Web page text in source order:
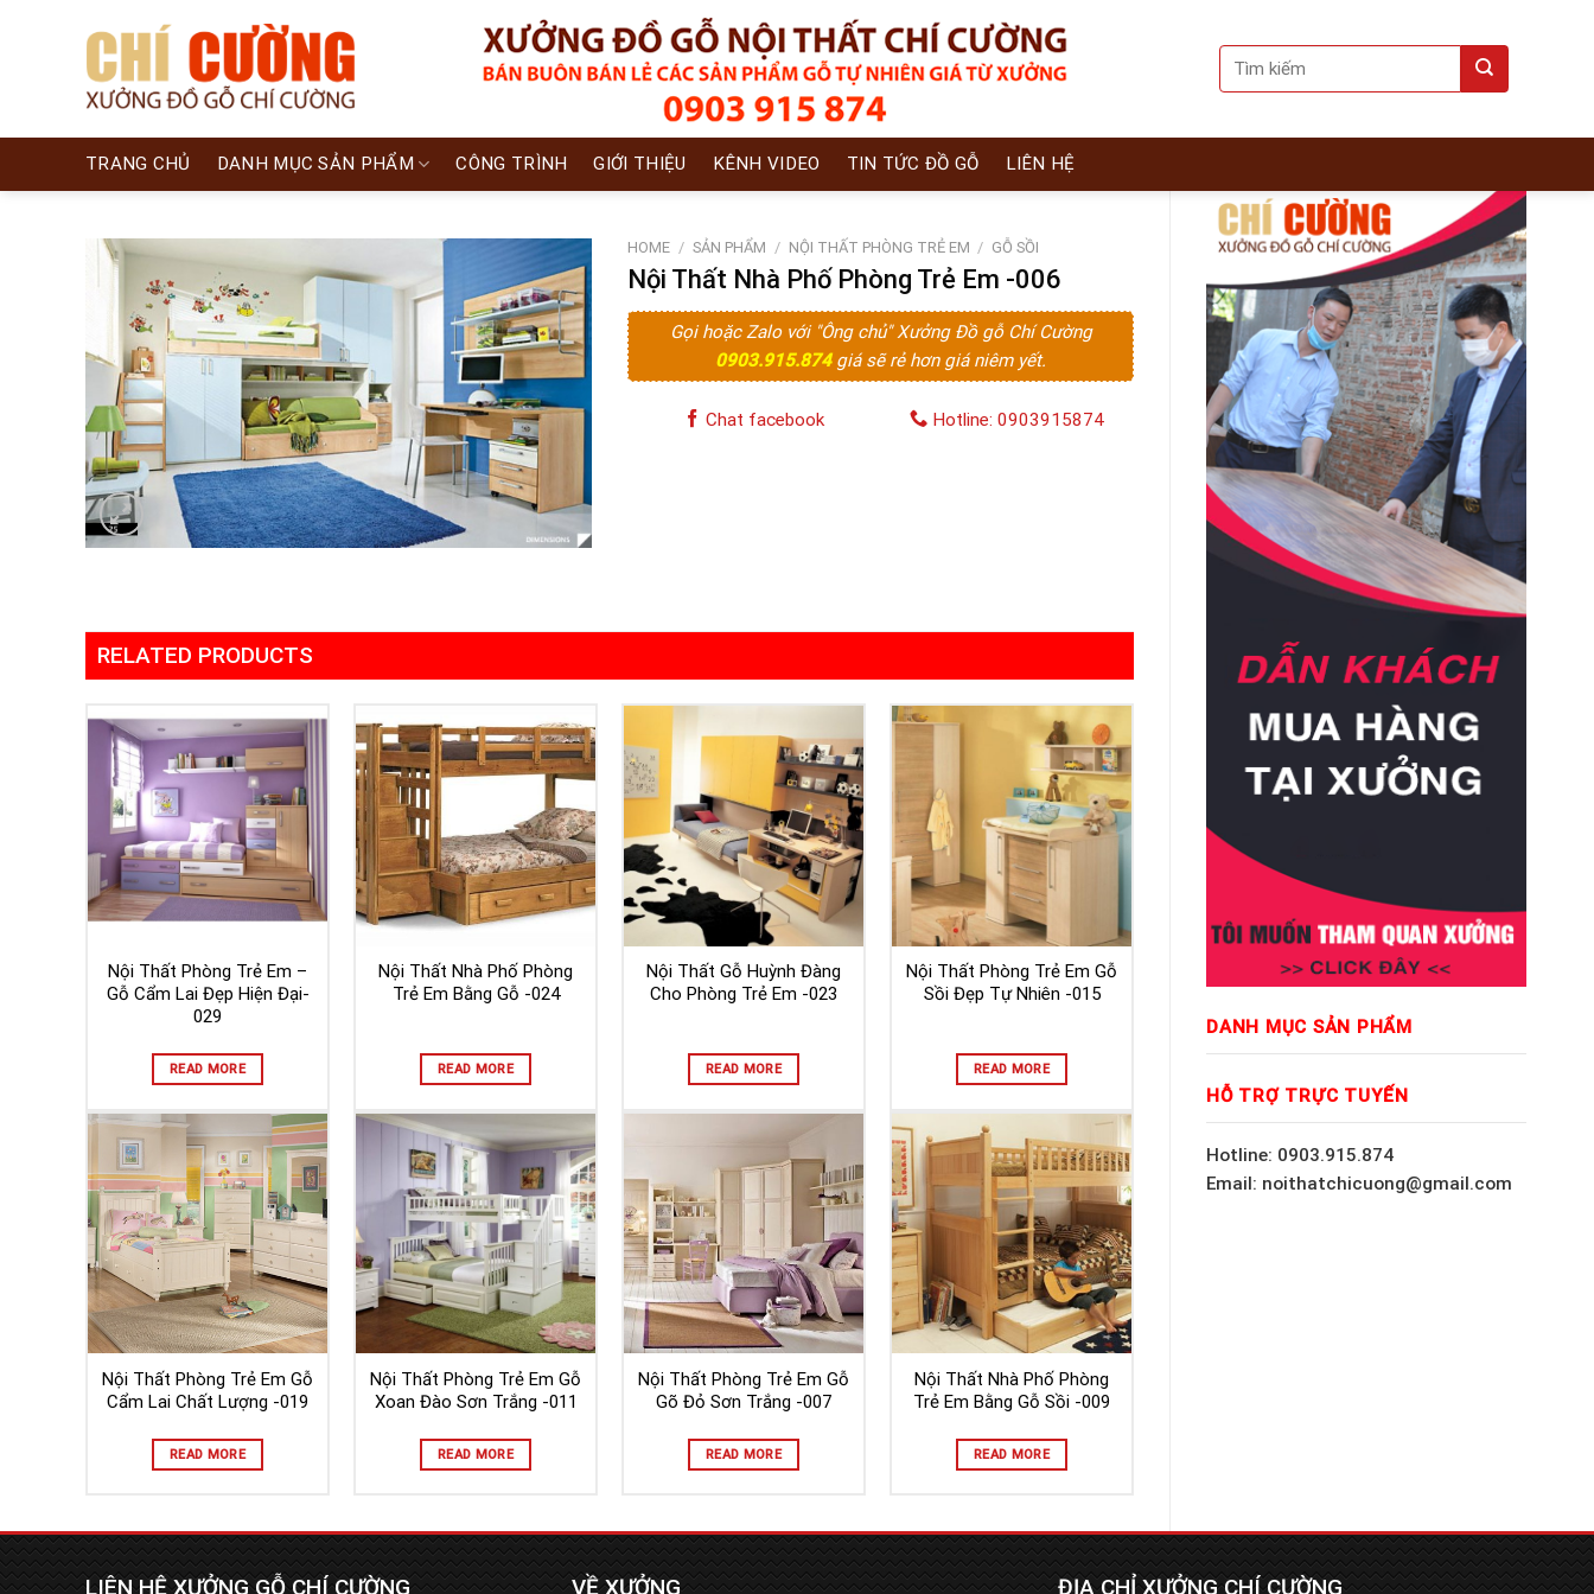
Search
for:
TRANG CHỦ DANH MỤC SẢN PHẨM CÔNG TRÌNH GIỚI THIỆU KÊNH VIDEO TIN TỨC ĐỒ GỖ LIÊN HỆ
DANH MỤC SẢN PHẨM
HỖ TRỢ TRỰC TUYẾN
Hotline: 0903.915.874
Email: noithatchicuong@gmail.com
HOME / SẢN PHẨM / NỘI THẤT PHÒNG TRẺ EM / GỖ SỒI
Nội Thất Nhà Phố Phòng Trẻ Em -006
Gọi hoặc Zalo với "Ông chủ" Xưởng Đồ gỗ Chí Cường
0903.915.874 giá sẽ rẻ hơn giá niêm yết.
Chat facebook Hotline: 0903915874
RELATED PRODUCTS
Nội Thất Phòng Trẻ Em –
Gỗ Cẩm Lai Đẹp Hiện Đại-
029
READ MORE
Nội Thất Nhà Phố Phòng
Trẻ Em Bằng Gỗ -024
READ MORE
Nội Thất Gỗ Huỳnh Đàng
Cho Phòng Trẻ Em -023
READ MORE
Nội Thất Phòng Trẻ Em Gỗ
Sồi Đẹp Tự Nhiên -015
READ MORE
Nội Thất Phòng Trẻ Em Gỗ
Cẩm Lai Chất Lượng -019
READ MORE
Nội Thất Phòng Trẻ Em Gỗ
Xoan Đào Sơn Trắng -011
READ MORE
Nội Thất Phòng Trẻ Em Gỗ
Gõ Đỏ Sơn Trắng -007
READ MORE
Nội Thất Nhà Phố Phòng
Trẻ Em Bằng Gỗ Sồi -009
READ MORE
LIÊN HỆ XƯỞNG GỖ CHÍ CƯỜNG VỀ XƯỞNG ĐỊA CHỈ XƯỞNG CHÍ CƯỜNG